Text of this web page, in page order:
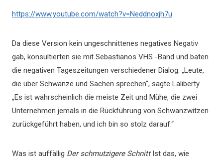
https://www.youtube.com/watch?v=Neddnoxjh7u
Da diese Version kein ungeschnittenes negatives Negativ
gab, konsultierten sie mit Sebastianos VHS -Band und baten
die negativen Tageszeitungen verschiedener Dialog: „Leute,
die über Schwänze und Sachen sprechen“, sagte Laliberty.
„Es ist wahrscheinlich die meiste Zeit und Mühe, die zwei
Unternehmen jemals in die Rückführung von Schwanzwitzen
zurückgeführt haben, und ich bin so stolz darauf.“
Was ist auffällig Der schmutzigere SchnittIst das, wie